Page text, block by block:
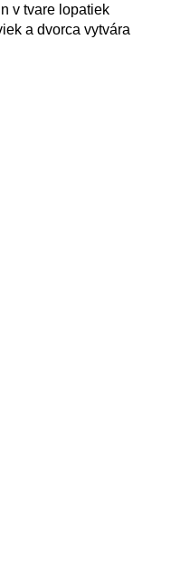
v tvare lopatiek
a dvorca vytvára